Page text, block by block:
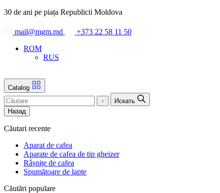
Skip
the
content
30 de ani pe piața Republicii Moldova
mail@mgm.md
+373 22 58 11 50
ROM
RUS
Catalog
Искать
Назад
Căutari recente
Aparat de cafea
Aparate de cafea de tip gheizer
Râșnițe de cafea
Spumătoare de lapte
Căutări populare